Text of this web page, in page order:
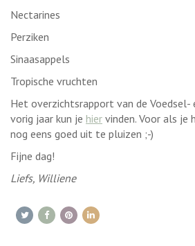
Nectarines
Perziken
Sinaasappels
Tropische vruchten
Het overzichtsrapport van de Voedsel-
vorig jaar kun je hier vinden. Voor als
nog eens goed uit te pluizen ;-)
Fijne dag!
Liefs, Williene